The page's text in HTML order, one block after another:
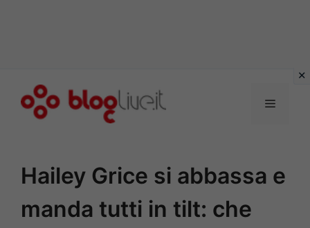
Menu
Hailey Grice si abbassa e
manda tutti in tilt: che